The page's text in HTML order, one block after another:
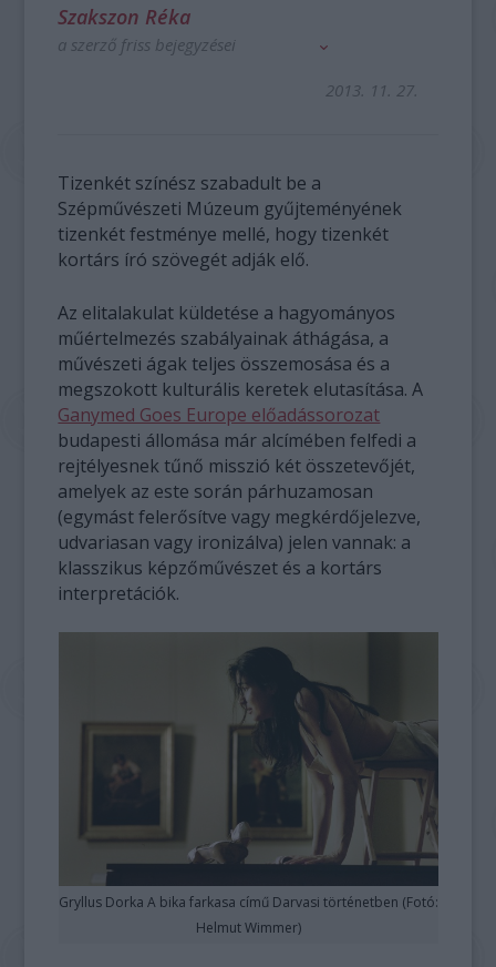
Szakszon Réka
a szerző friss bejegyzései
2013. 11. 27.
Tizenkét színész szabadult be a
Szépművészeti Múzeum gyűjteményének
tizenkét festménye mellé, hogy tizenkét
kortárs író szövegét adják elő.
Az elitalakulat küldetése a hagyományos
műértelmezés szabályainak áthágása, a
művészeti ágak teljes összemosása és a
megszokott kulturális keretek elutasítása. A
Ganymed Goes Europe előadássorozat
budapesti állomása már alcímében felfedi a
rejtélyesnek tűnő misszió két összetevőjét,
amelyek az este során párhuzamosan
(egymást felerősítve vagy megkérdőjelezve,
udvariasan vagy ironizálva) jelen vannak: a
klasszikus képzőművészet és a kortárs
interpretációk.
Gryllus Dorka A bika farkasa című Darvasi történetben (Fotó:
Helmut Wimmer)